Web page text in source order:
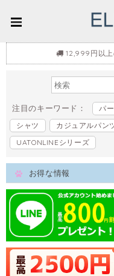
12,999円以
注目のキーワード： パ
シャツ
カジュアルパン
UATONLINEシリーズ
お得な情報